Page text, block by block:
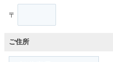
〒
ご住所